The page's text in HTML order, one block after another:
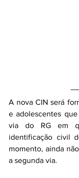
A nova CIN será
e adolescentes
via do RG em
identificação civil
momento, ainda
a segunda via.